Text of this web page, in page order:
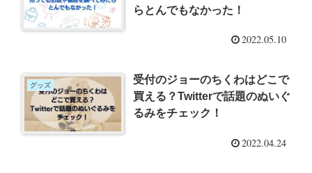
らとんでもなかった！
2022.05.10
グッズ
受付のジョーのちくわはどこで
買える？Twitterで話題のぬいぐ
るみをチェック！
2022.04.24